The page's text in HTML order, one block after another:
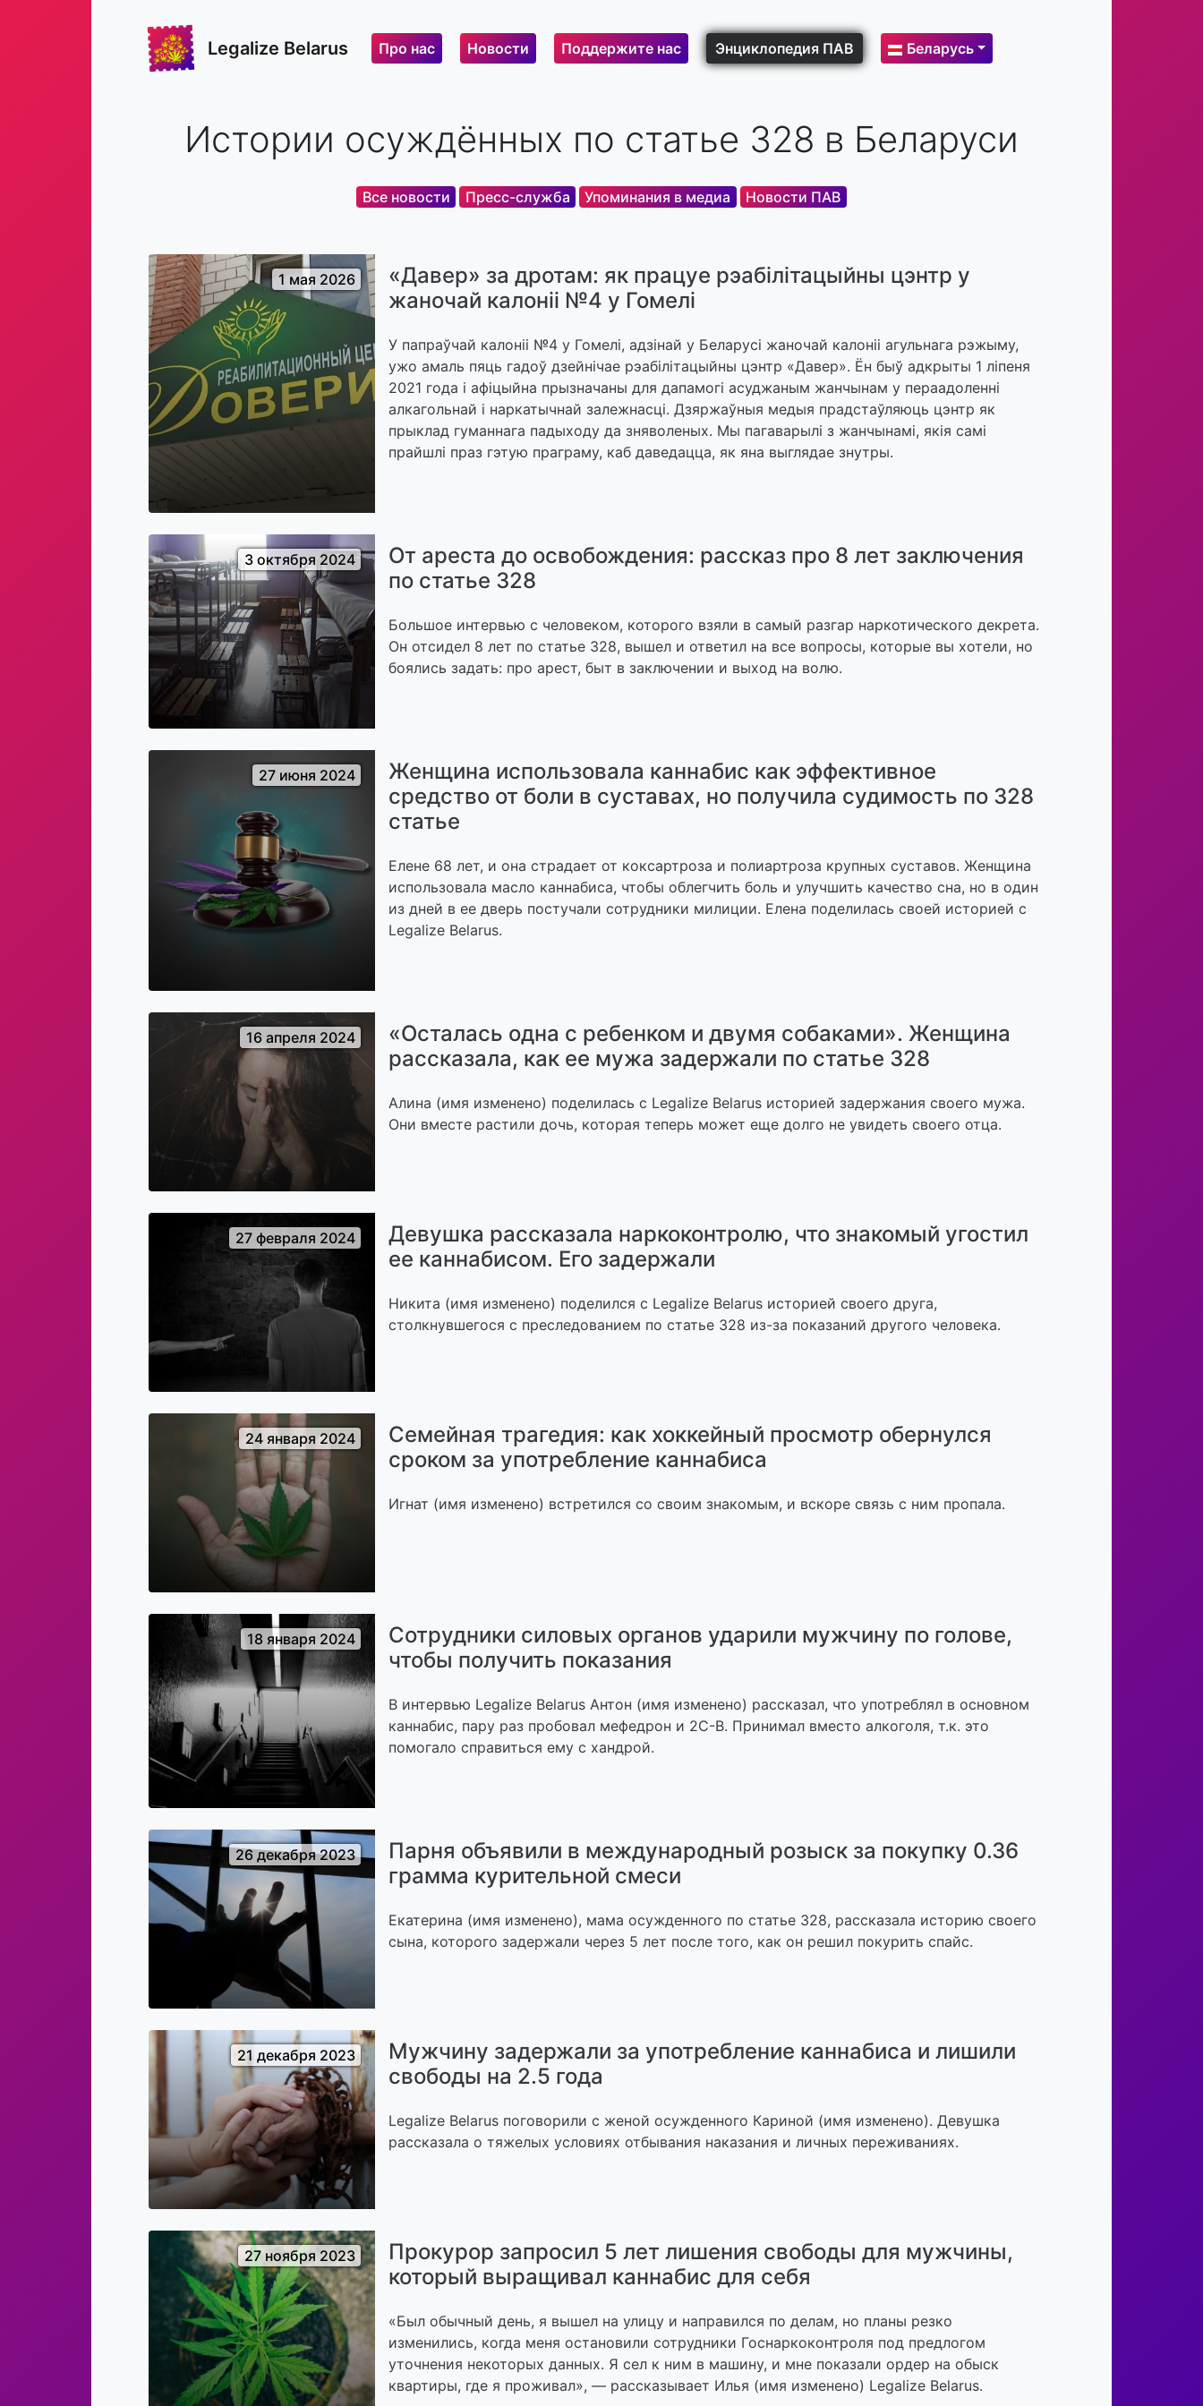
Legalize Belarus Про нас Новости Поддержите нас Энциклопедия ПАВ Беларусь
Истории осуждённых по статье 328 в Беларуси
Все новости Пресс-служба Упоминания в медиа Новости ПАВ
1 мая 2026
«Давер» за дротам: як працуе рэабілітацыйны цэнтр у
жаночай калоніі №4 у Гомелі
У папраўчай калоніі №4 у Гомелі, адзінай у Беларусі жаночай калоніі агульнага рэжыму,
ужо амаль пяць гадоў дзейнічае рэабілітацыйны цэнтр «Давер». Ён быў адкрыты 1 ліпеня
2021 года і афіцыйна прызначаны для дапамогі асуджаным жанчынам у пераадоленні
алкагольнай і наркатычнай залежнасці. Дзяржаўныя медыя прадстаўляюць цэнтр як
прыклад гуманнага падыходу да зняволеных. Мы пагаварылі з жанчынамі, якія самі
прайшлі праз гэтую праграму, каб даведацца, як яна выглядае знутры.
3 октября 2024
От ареста до освобождения: рассказ про 8 лет заключения
по статье 328
Большое интервью с человеком, которого взяли в самый разгар наркотического декрета.
Он отсидел 8 лет по статье 328, вышел и ответил на все вопросы, которые вы хотели, но
боялись задать: про арест, быт в заключении и выход на волю.
27 июня 2024
Женщина использовала каннабис как эффективное
средство от боли в суставах, но получила судимость по 328
статье
Елене 68 лет, и она страдает от коксартроза и полиартроза крупных суставов. Женщина
использовала масло каннабиса, чтобы облегчить боль и улучшить качество сна, но в один
из дней в ее дверь постучали сотрудники милиции. Елена поделилась своей историей с
Legalize Belarus.
16 апреля 2024
«Осталась одна с ребенком и двумя собаками». Женщина
рассказала, как ее мужа задержали по статье 328
Алина (имя изменено) поделилась с Legalize Belarus историей задержания своего мужа.
Они вместе растили дочь, которая теперь может еще долго не увидеть своего отца.
27 февраля 2024
Девушка рассказала наркоконтролю, что знакомый угостил
ее каннабисом. Его задержали
Никита (имя изменено) поделился с Legalize Belarus историей своего друга,
столкнувшегося с преследованием по статье 328 из-за показаний другого человека.
24 января 2024
Семейная трагедия: как хоккейный просмотр обернулся
сроком за употребление каннабиса
Игнат (имя изменено) встретился со своим знакомым, и вскоре связь с ним пропала.
18 января 2024
Сотрудники силовых органов ударили мужчину по голове,
чтобы получить показания
В интервью Legalize Belarus Антон (имя изменено) рассказал, что употреблял в основном
каннабис, пару раз пробовал мефедрон и 2C-B. Принимал вместо алкоголя, т.к. это
помогало справиться ему с хандрой.
26 декабря 2023
Парня объявили в международный розыск за покупку 0.36
грамма курительной смеси
Екатерина (имя изменено), мама осужденного по статье 328, рассказала историю своего
сына, которого задержали через 5 лет после того, как он решил покурить спайс.
21 декабря 2023
Мужчину задержали за употребление каннабиса и лишили
свободы на 2.5 года
Legalize Belarus поговорили с женой осужденного Кариной (имя изменено). Девушка
рассказала о тяжелых условиях отбывания наказания и личных переживаниях.
27 ноября 2023
Прокурор запросил 5 лет лишения свободы для мужчины,
который выращивал каннабис для себя
«Был обычный день, я вышел на улицу и направился по делам, но планы резко
изменились, когда меня остановили сотрудники Госнаркоконтроля под предлогом
уточнения некоторых данных. Я сел к ним в машину, и мне показали ордер на обыск
квартиры, где я проживал», — рассказывает Илья (имя изменено) Legalize Belarus.